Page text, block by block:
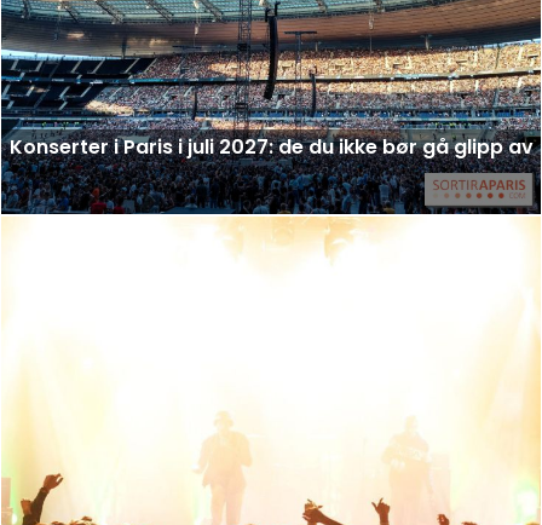
Konserter i Paris i juli 2027: de du ikke bør gå glipp av